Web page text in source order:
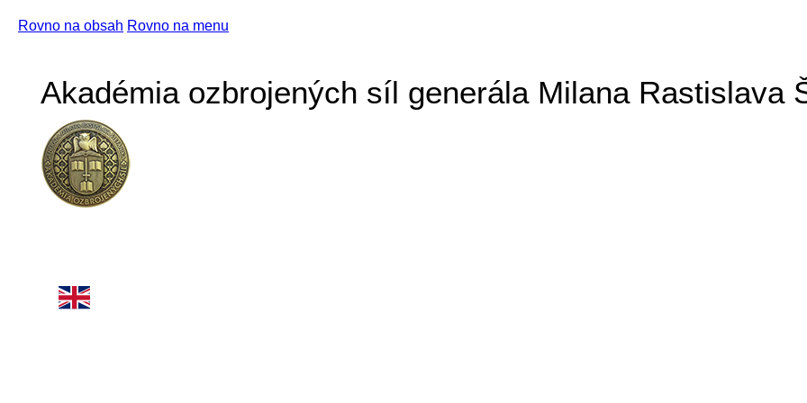
Rovno na obsah Rovno na menu
Akadémia ozbrojených síl generála Milana Rastislava